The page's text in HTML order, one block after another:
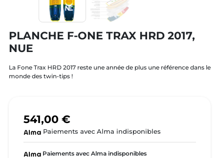
PLANCHE F-ONE TRAX HRD 2017,
NUE
La Fone Trax HRD 2017 reste une année de plus une référence dans le
monde des twin-tips !
541,00 €
Paiements avec Alma indisponibles
Paiements avec Alma indisponibles